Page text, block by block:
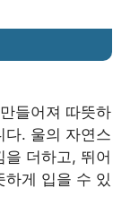
들어져 따뜻하
다. 울의 자연스
더하고, 뛰어
하게 입을 수 있